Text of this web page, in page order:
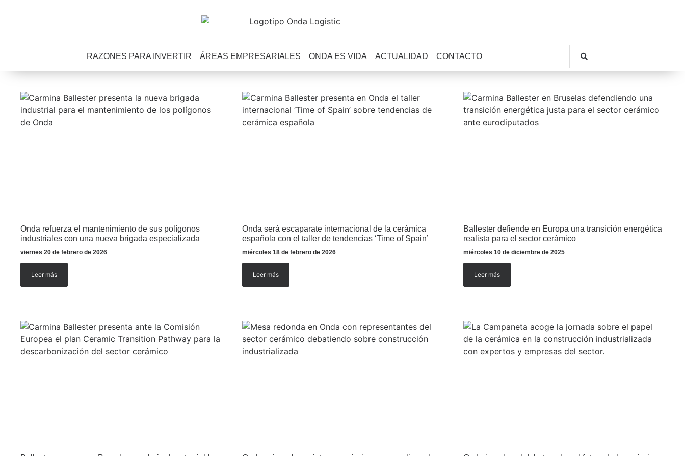
RAZONES PARA INVERTIR ÁREAS EMPRESARIALES ONDA ES VIDA ACTUALIDAD CONTACTO
Onda refuerza el mantenimiento de sus polígonos
industriales con una nueva brigada especializada
viernes 20 de febrero de 2026
Leer más
Onda será escaparate internacional de la cerámica
española con el taller de tendencias ‘Time of Spain’
miércoles 18 de febrero de 2026
Leer más
Ballester defiende en Europa una transición energética
realista para el sector cerámico
miércoles 10 de diciembre de 2025
Leer más